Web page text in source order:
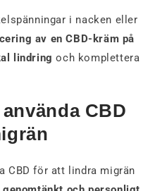
i nacken eller
av en CBD-kräm på
lindring och komplettera
CBD
CBD för att lindra migrän